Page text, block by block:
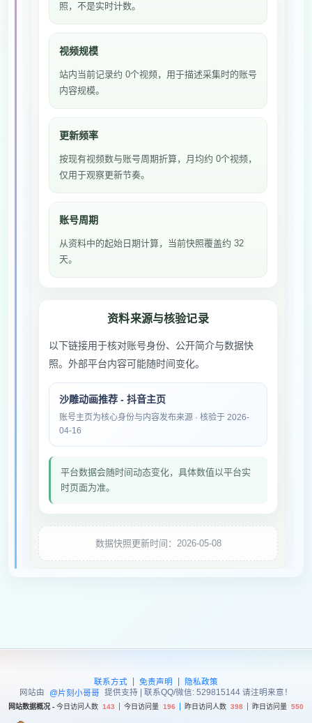
照，不是实时计数。
视频规模
站内当前记录约 0个视频，用于描述采集时的账号
内容规模。
更新频率
按现有视频数与账号周期折算，月均约 0个视频，
仅用于观察更新节奏。
账号周期
从资料中的起始日期计算，当前快照覆盖约 32
天。
资料来源与核验记录
以下链接用于核对账号身份、公开简介与数据快
照。外部平台内容可能随时间变化。
沙雕动画推荐 - 抖音主页
账号主页为核心身份与内容发布来源 · 核验于 2026-
04-16
平台数据会随时间动态变化，具体数值以平台实
时页面为准。
数据快照更新时间：2026-05-08
联系方式 | 免责声明 |
隐私政策
网站由
@片刻小哥哥 提供支持 | 联系QQ/微信: 529815144 请注明来意！
网站数据概况 - 今日访问人数 143 今日访问量 196 昨日访问人数 398 昨日访问量 550